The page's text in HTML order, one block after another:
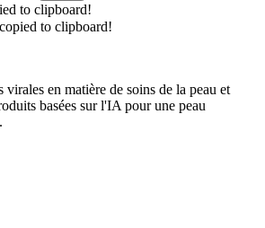
to clipboard!
to clipboard!
virales en matière de soins de la peau et
basées sur l'IA pour une peau